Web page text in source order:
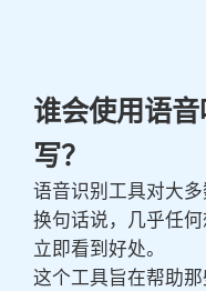
谁会使用语
写？
语音识别工具对大多
换句话说，几乎任
立即看到好处。
这个工具旨在帮助